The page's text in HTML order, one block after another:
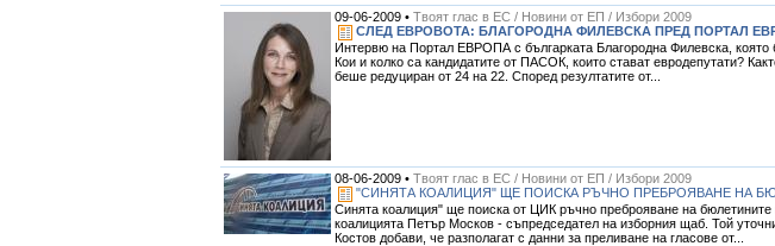
09-06-2009 • Твоят глас в ЕС / Новини от ЕП / Избори 2009
СЛЕД ЕВРОВОТА: БЛАГОРОДНА ФИЛЕВСКА ПРЕД ПОРТАЛ
Интервю на Портал ЕВРОПА с българката Благородна Филевска, която
Кои и колко са кандидатите от ПАСОК, които стават евродепутати?
беше редуциран от 24 на 22. Според резултатите от...
08-06-2009 • Твоят глас в ЕС / Новини от ЕП / Избори 2009
"СИНЯТА КОАЛИЦИЯ" ЩЕ ПОИСКА РЪЧНО ПРЕБРОЯВАНЕ НА
Синята коалиция" ще поиска от ЦИК ръчно преброяване на
коалицията Петър Москов - съпредседател на изборния щаб. Той
Костов добави, че разполагат с данни за преливане на гласове от...